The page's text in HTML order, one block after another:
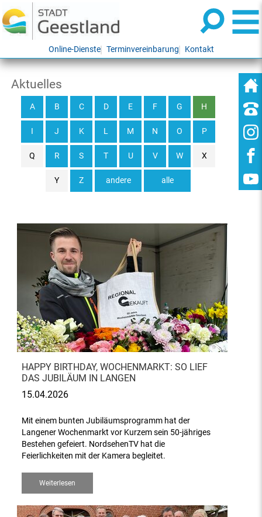
Online-Dienste Terminvereinbarung Kontakt
Aktuelles
alle
A B C D E F G H
I J K L M N O P
Q R S T U V W X
Y Z andere
HAPPY BIRTHDAY, WOCHENMARKT: SO LIEF
DAS JUBILÄUM IN LANGEN
15.04.2026
Mit einem bunten Jubiläumsprogramm hat der
Langener Wochenmarkt vor Kurzem sein 50-jähriges
Bestehen gefeiert. NordsehenTV hat die
Feierlichkeiten mit der Kamera begleitet.
Weiterlesen